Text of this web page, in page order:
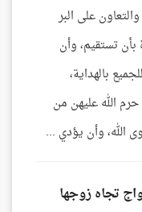
على البر
تستقيم، وأن
بالهداية،
الله عليهن من
الله، وأن يؤدي ...
تجاه زوجها